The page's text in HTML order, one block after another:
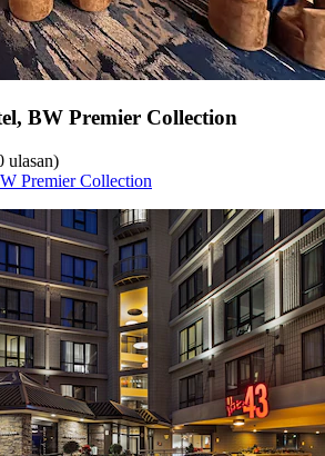
BW Premier Collection
ulasan)
Premier Collection